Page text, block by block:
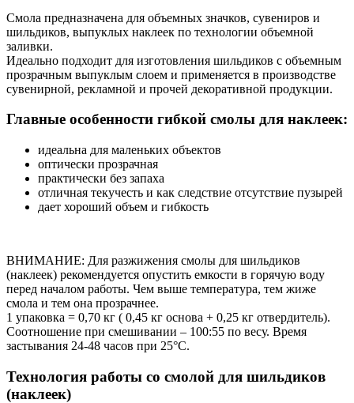
Смола предназначена для объемных значков, сувениров и
шильдиков, выпуклых наклеек по технологии объемной
заливки.
Идеально подходит для изготовления шильдиков с объемным
прозрачным выпуклым слоем и применяется в производстве
сувенирной, рекламной и прочей декоративной продукции.
Главные особенности гибкой смолы для наклеек:
идеальна для маленьких объектов
оптически прозрачная
практически без запаха
отличная текучесть и как следствие отсутствие пузырей
дает хороший объем и гибкость
ВНИМАНИЕ: Для разжижения смолы для шильдиков
(наклеек) рекомендуется опустить емкости в горячую воду
перед началом работы. Чем выше температура, тем жиже
смола и тем она прозрачнее.
1 упаковка = 0,70 кг ( 0,45 кг основа + 0,25 кг отвердитель).
Cоотношение при смешивании – 100:55 по весу. Время
застывания 24-48 часов при 25°С.
Технология работы со смолой для шильдиков
(наклеек)